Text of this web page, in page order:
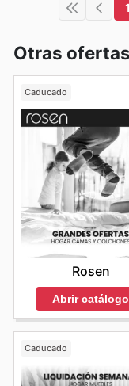
1
Otras
Caducado
Rosen
Abrir catálogo
Caducado